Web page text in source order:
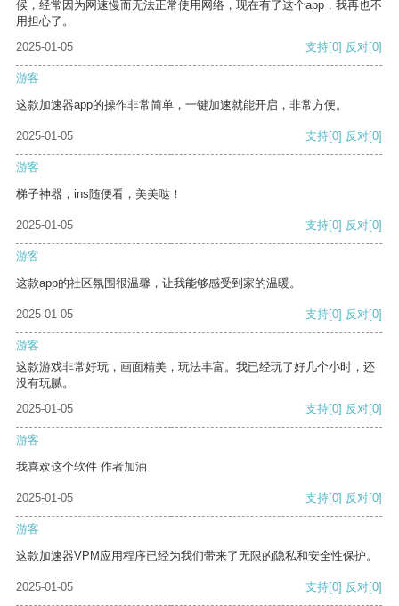
候，经常因为网速慢而无法正常使用网络，现在有了这个app，我再也不
用担心了。
2025-01-05
支持[0] 反对[0]
游客
这款加速器app的操作非常简单，一键加速就能开启，非常方便。
2025-01-05 支持[0] 反对[0]
游客
梯子神器，ins随便看，美美哒！
2025-01-05 支持[0] 反对[0]
游客
这款app的社区氛围很温馨，让我能够感受到家的温暖。
2025-01-05 支持[0] 反对[0]
游客
这款游戏非常好玩，画面精美，玩法丰富。我已经玩了好几个小时，还
没有玩腻。
2025-01-05
支持[0] 反对[0]
游客
我喜欢这个软件 作者加油
2025-01-05 支持[0] 反对[0]
游客
这款加速器VPM应用程序已经为我们带来了无限的隐私和安全性保护。
2025-01-05 支持[0] 反对[0]